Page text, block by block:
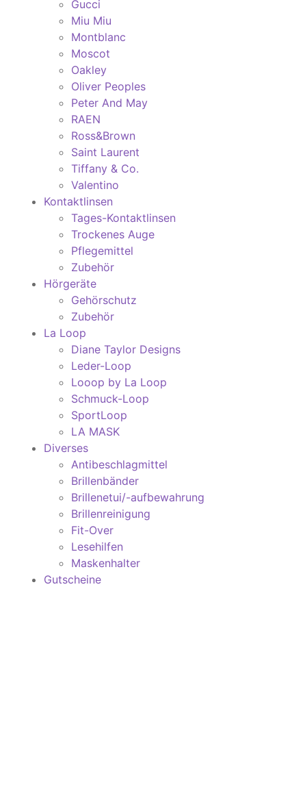
Gucci
Miu Miu
Montblanc
Moscot
Oakley
Oliver Peoples
Peter And May
RAEN
Ross&Brown
Saint Laurent
Tiffany & Co.
Valentino
Kontaktlinsen
Tages-Kontaktlinsen
Trockenes Auge
Pflegemittel
Zubehör
Hörgeräte
Gehörschutz
Zubehör
La Loop
Diane Taylor Designs
Leder-Loop
Looop by La Loop
Schmuck-Loop
SportLoop
LA MASK
Diverses
Antibeschlagmittel
Brillenbänder
Brillenetui/-aufbewahrung
Brillenreinigung
Fit-Over
Lesehilfen
Maskenhalter
Gutscheine